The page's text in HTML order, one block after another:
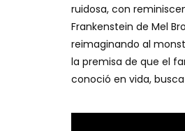
ruidosa, con
Frankenstein de Mel
reimaginando al
la premisa de que el
conoció en vida,